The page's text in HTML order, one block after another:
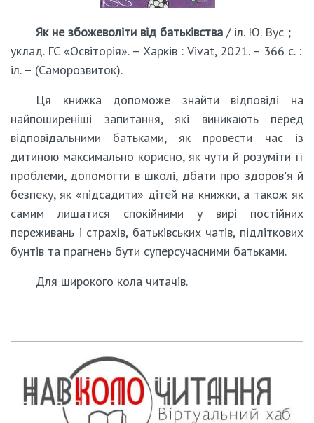
Як не збожеволіти від батьківства / іл. Ю. Вус ;
уклад. ГС «Освіторія». – Харків : Vivat, 2021. – 366 с. :
іл. – (Саморозвиток).
Ця книжка допоможе знайти відповіді на
найпоширеніші запитання, які виникають перед
відповідальними батьками, як провести час із
дитиною максимально корисно, як чути й розуміти її
проблеми, допомогти в школі, дбати про здоров'я й
безпеку, як «підсадити» дітей на книжки, а також як
самим лишатися спокійними у вирі постійних
переживань і страхів, батьківських чатів, підліткових
бунтів та прагнень бути суперсучасними батьками.
Для широкого кола читачів.